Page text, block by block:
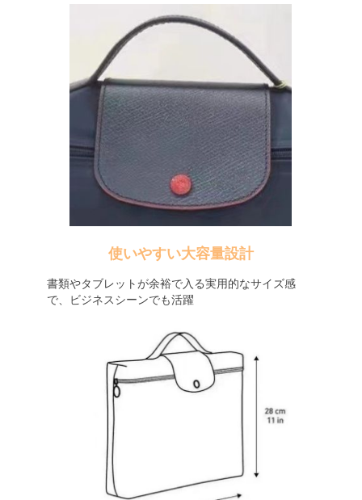
使いやすい大容量設計
書類やタブレットが余裕で入る実用的なサイズ感
で、ビジネスシーンでも活躍